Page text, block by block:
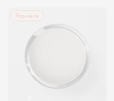
Populaire